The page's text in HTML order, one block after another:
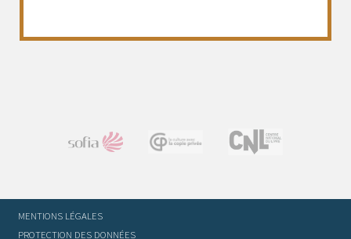
MENTIONS LÉGALES
PROTECTION DES DONNÉES